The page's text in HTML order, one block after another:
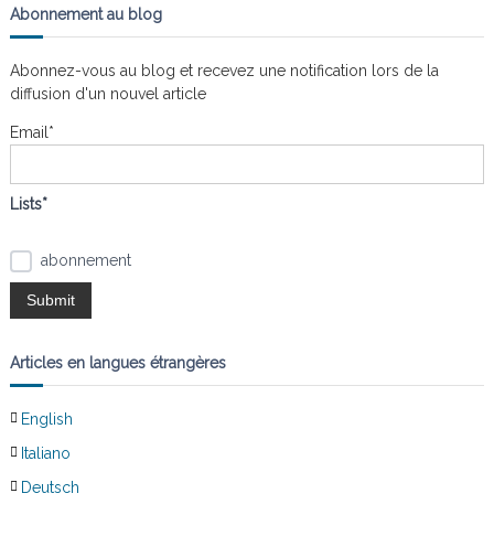
g
a
t
i
n
e
l
’
h
e
c
h
e
r
c
r
Abonnement au blog
Abonnez-vous au blog et recevez une notification lors de la
diffusion d'un nouvel article
Email*
Lists*
abonnement
Articles en langues étrangères
English
Italiano
Deutsch